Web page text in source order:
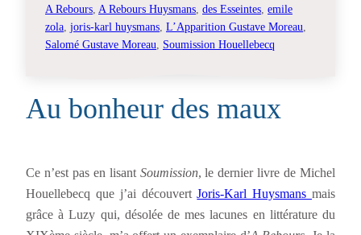
A Rebours A Rebours Huysmans des Esseintes emile
zola joris-karl huysmans L’Apparition Gustave Moreau
Salomé Gustave Moreau
Soumission Houellebecq
Au bonheur des maux
Ce n’est pas en lisant Soumission, le dernier livre de Michel
Houellebecq que j’ai découvertJoris-Karl Huysmansmais
grâce à Luzy qui, désolée de mes lacunes en littérature du